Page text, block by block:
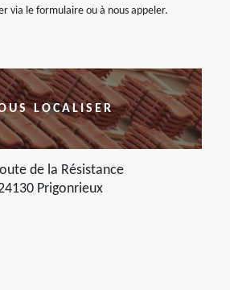
via le formulaire ou à nous appeler.
LOCALISER
de la Résistance
Prigonrieux